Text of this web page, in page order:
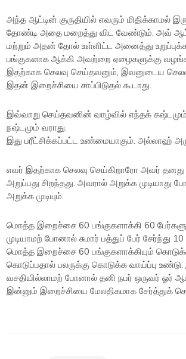
அந்த ஆட்டின் குருதியில் எவரும் மிதிக்காமல்
தோண்டி அதை மறைத்து விட வேண்டும். அவ்
மற்றும் அதன் தோல் உள்ளிட்ட அனைத்து
பங்குகளாக ஆக்கி அவற்றை ஏழைகளுக்கு
இதற்காக செலவு செய்தவனும், இவனுடைய
இதன் இறைச்சியை சாப்பிடுதல் கூடாது.
இவ்வாறு செய்தவனின் வாழ்வில் எந்தக்
நஷ்டமும் வராது.
இது பரீட்சிக்கப்பட்ட உண்மையாகும். அல்லாஹ்
எவர் இதற்காக செலவு செய்கிறாரோ அவர்
அறுப்பது சிறந்தது. அவரால் அறுக்க
அறுக்க முடியும்.
மொத்த இறைச்சை 60 பங்குகளாக்கி 60
முடியாமற் போனால் சுமார் பத்துப் பேர் சேர்ந்து
மொத்த இறைச்சை 60 பங்குகளாக்கியும்
கொடுப்பதால் பலருக்கு கொடுக்க வாய்ப்பு
வசதியில்லாமற் போனால் தனி நபர் ஒருவர் ஓர்
இன்னும் இறைச்சியை மேலதிகமாக சேர்த்துக்